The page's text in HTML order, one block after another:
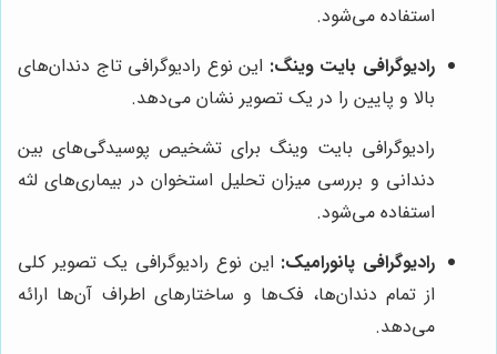
استفاده می‌شود.
رادیوگرافی بایت وینگ: این نوع رادیوگرافی تاج دندان‌های
بالا و پایین را در یک تصویر نشان می‌دهد.
رادیوگرافی بایت وینگ برای تشخیص پوسیدگی‌های بین
دندانی و بررسی میزان تحلیل استخوان در بیماری‌های لثه
استفاده می‌شود.
رادیوگرافی پانورامیک: این نوع رادیوگرافی یک تصویر کلی
از تمام دندان‌ها، فک‌ها و ساختارهای اطراف آن‌ها ارائه
می‌دهد.